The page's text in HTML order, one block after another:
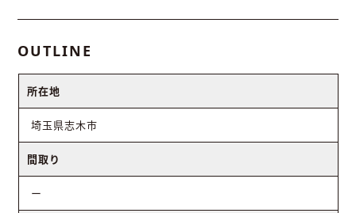
OUTLINE
所在地
埼玉県志木市
間取り
ー